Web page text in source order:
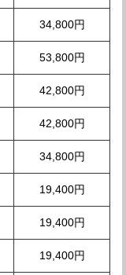
34,800円
53,800円
42,800円
42,800円
34,800円
19,400円
19,400円
19,400円